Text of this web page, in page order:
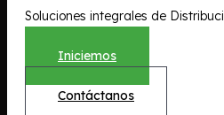
Soluciones integrales de
Iniciemos
Contáctanos